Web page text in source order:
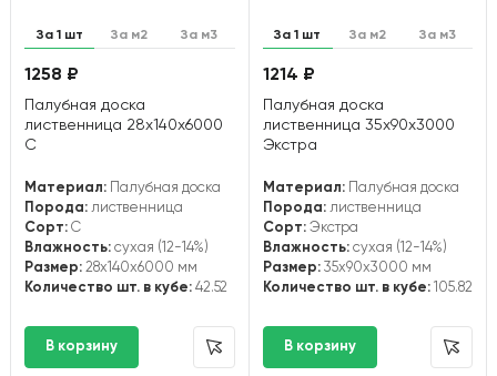
За 1 шт За м2 За м3
1258 ₽
Палубная доска
лиственница 28х140х6000
С
Материал: Палубная доска
Порода: лиственница
Сорт: С
Влажность: сухая (12-14%)
Размер: 28x140x6000 мм
Количество шт. в кубе: 42.52
За 1 шт За м2 За м3
1214 ₽
Палубная доска
лиственница 35х90х3000
Экстра
Материал:Палубная доска
Порода:лиственница
Сорт:Экстра
Влажность:сухая (12-14%)
Размер:35x90x3000 мм
Количество шт. в кубе:105.82